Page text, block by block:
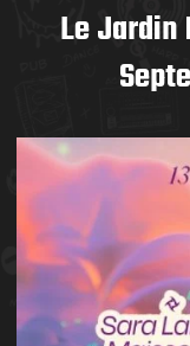
Le Jardin